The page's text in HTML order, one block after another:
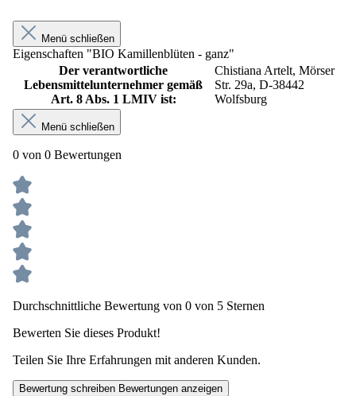
Menü schließen
Eigenschaften "BIO Kamillenblüten - ganz"
Der verantwortliche
Lebensmittelunternehmer gemäß
Art. 8 Abs. 1 LMIV ist:
Chistiana Artelt, Mörser
Str. 29a, D-38442
Wolfsburg
Menü schließen
0 von 0 Bewertungen
Durchschnittliche Bewertung von 0 von 5 Sternen
Bewerten Sie dieses Produkt!
Teilen Sie Ihre Erfahrungen mit anderen Kunden.
Bewertung schreiben Bewertungen anzeigen